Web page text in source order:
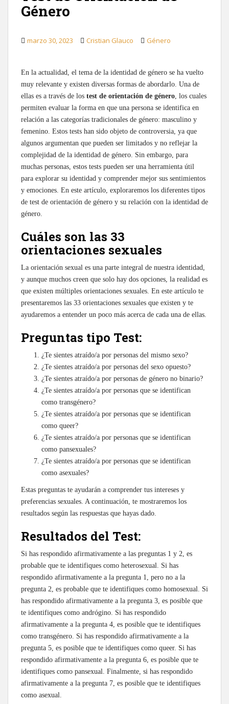
Género
marzo 30, 2023 Cristian Glauco Género
En la actualidad, el tema de la identidad de género se ha vuelto
muy relevante y existen diversas formas de abordarlo. Una de
ellas es a través de los test de orientación de género, los cuales
permiten evaluar la forma en que una persona se identifica en
relación a las categorías tradicionales de género: masculino y
femenino. Estos tests han sido objeto de controversia, ya que
algunos argumentan que pueden ser limitados y no reflejar la
complejidad de la identidad de género. Sin embargo, para
muchas personas, estos tests pueden ser una herramienta útil
para explorar su identidad y comprender mejor sus sentimientos
y emociones. En este artículo, exploraremos los diferentes tipos
de test de orientación de género y su relación con la identidad de
género.
Cuáles son las 33
orientaciones sexuales
La orientación sexual es una parte integral de nuestra identidad,
y aunque muchos creen que solo hay dos opciones, la realidad es
que existen múltiples orientaciones sexuales. En este artículo te
presentaremos las 33 orientaciones sexuales que existen y te
ayudaremos a entender un poco más acerca de cada una de ellas.
Preguntas tipo Test:
¿Te sientes atraído/a por personas del mismo sexo?
¿Te sientes atraído/a por personas del sexo opuesto?
¿Te sientes atraído/a por personas de género no binario?
¿Te sientes atraído/a por personas que se identifican
como transgénero?
¿Te sientes atraído/a por personas que se identifican
como queer?
¿Te sientes atraído/a por personas que se identifican
como pansexuales?
¿Te sientes atraído/a por personas que se identifican
como asexuales?
Estas preguntas te ayudarán a comprender tus intereses y
preferencias sexuales. A continuación, te mostraremos los
resultados según las respuestas que hayas dado.
Resultados del Test:
Si has respondido afirmativamente a las preguntas 1 y 2, es
probable que te identifiques como heterosexual. Si has
respondido afirmativamente a la pregunta 1, pero no a la
pregunta 2, es probable que te identifiques como homosexual. Si
has respondido afirmativamente a la pregunta 3, es posible que
te identifiques como andrógino. Si has respondido
afirmativamente a la pregunta 4, es posible que te identifiques
como transgénero. Si has respondido afirmativamente a la
pregunta 5, es posible que te identifiques como queer. Si has
respondido afirmativamente a la pregunta 6, es posible que te
identifiques como pansexual. Finalmente, si has respondido
afirmativamente a la pregunta 7, es posible que te identifiques
como asexual.